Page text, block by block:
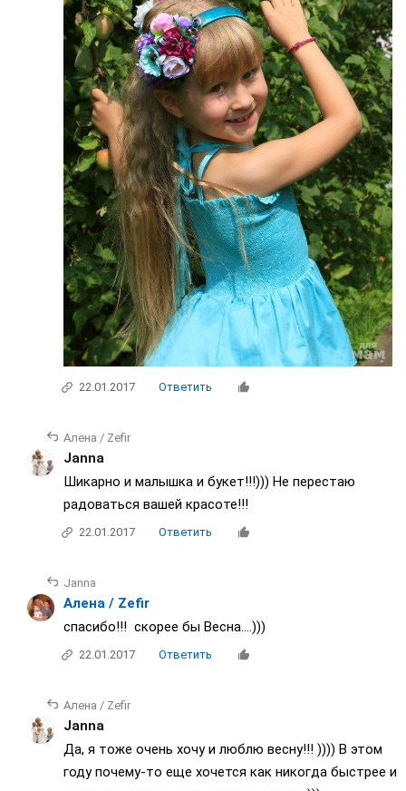
22.01.2017 Ответить
Алена / Zefir
Janna
Шикарно и малышка и букет!!!))) Не перестаю
радоваться вашей красоте!!!
22.01.2017 Ответить
Janna
Алена / Zefir
спасибо!!! скорее бы Весна....)))
22.01.2017 Ответить
Алена / Zefir
Janna
Да, я тоже очень хочу и люблю весну!!! )))) В этом
году почему-то еще хочется как никогда быстрее и